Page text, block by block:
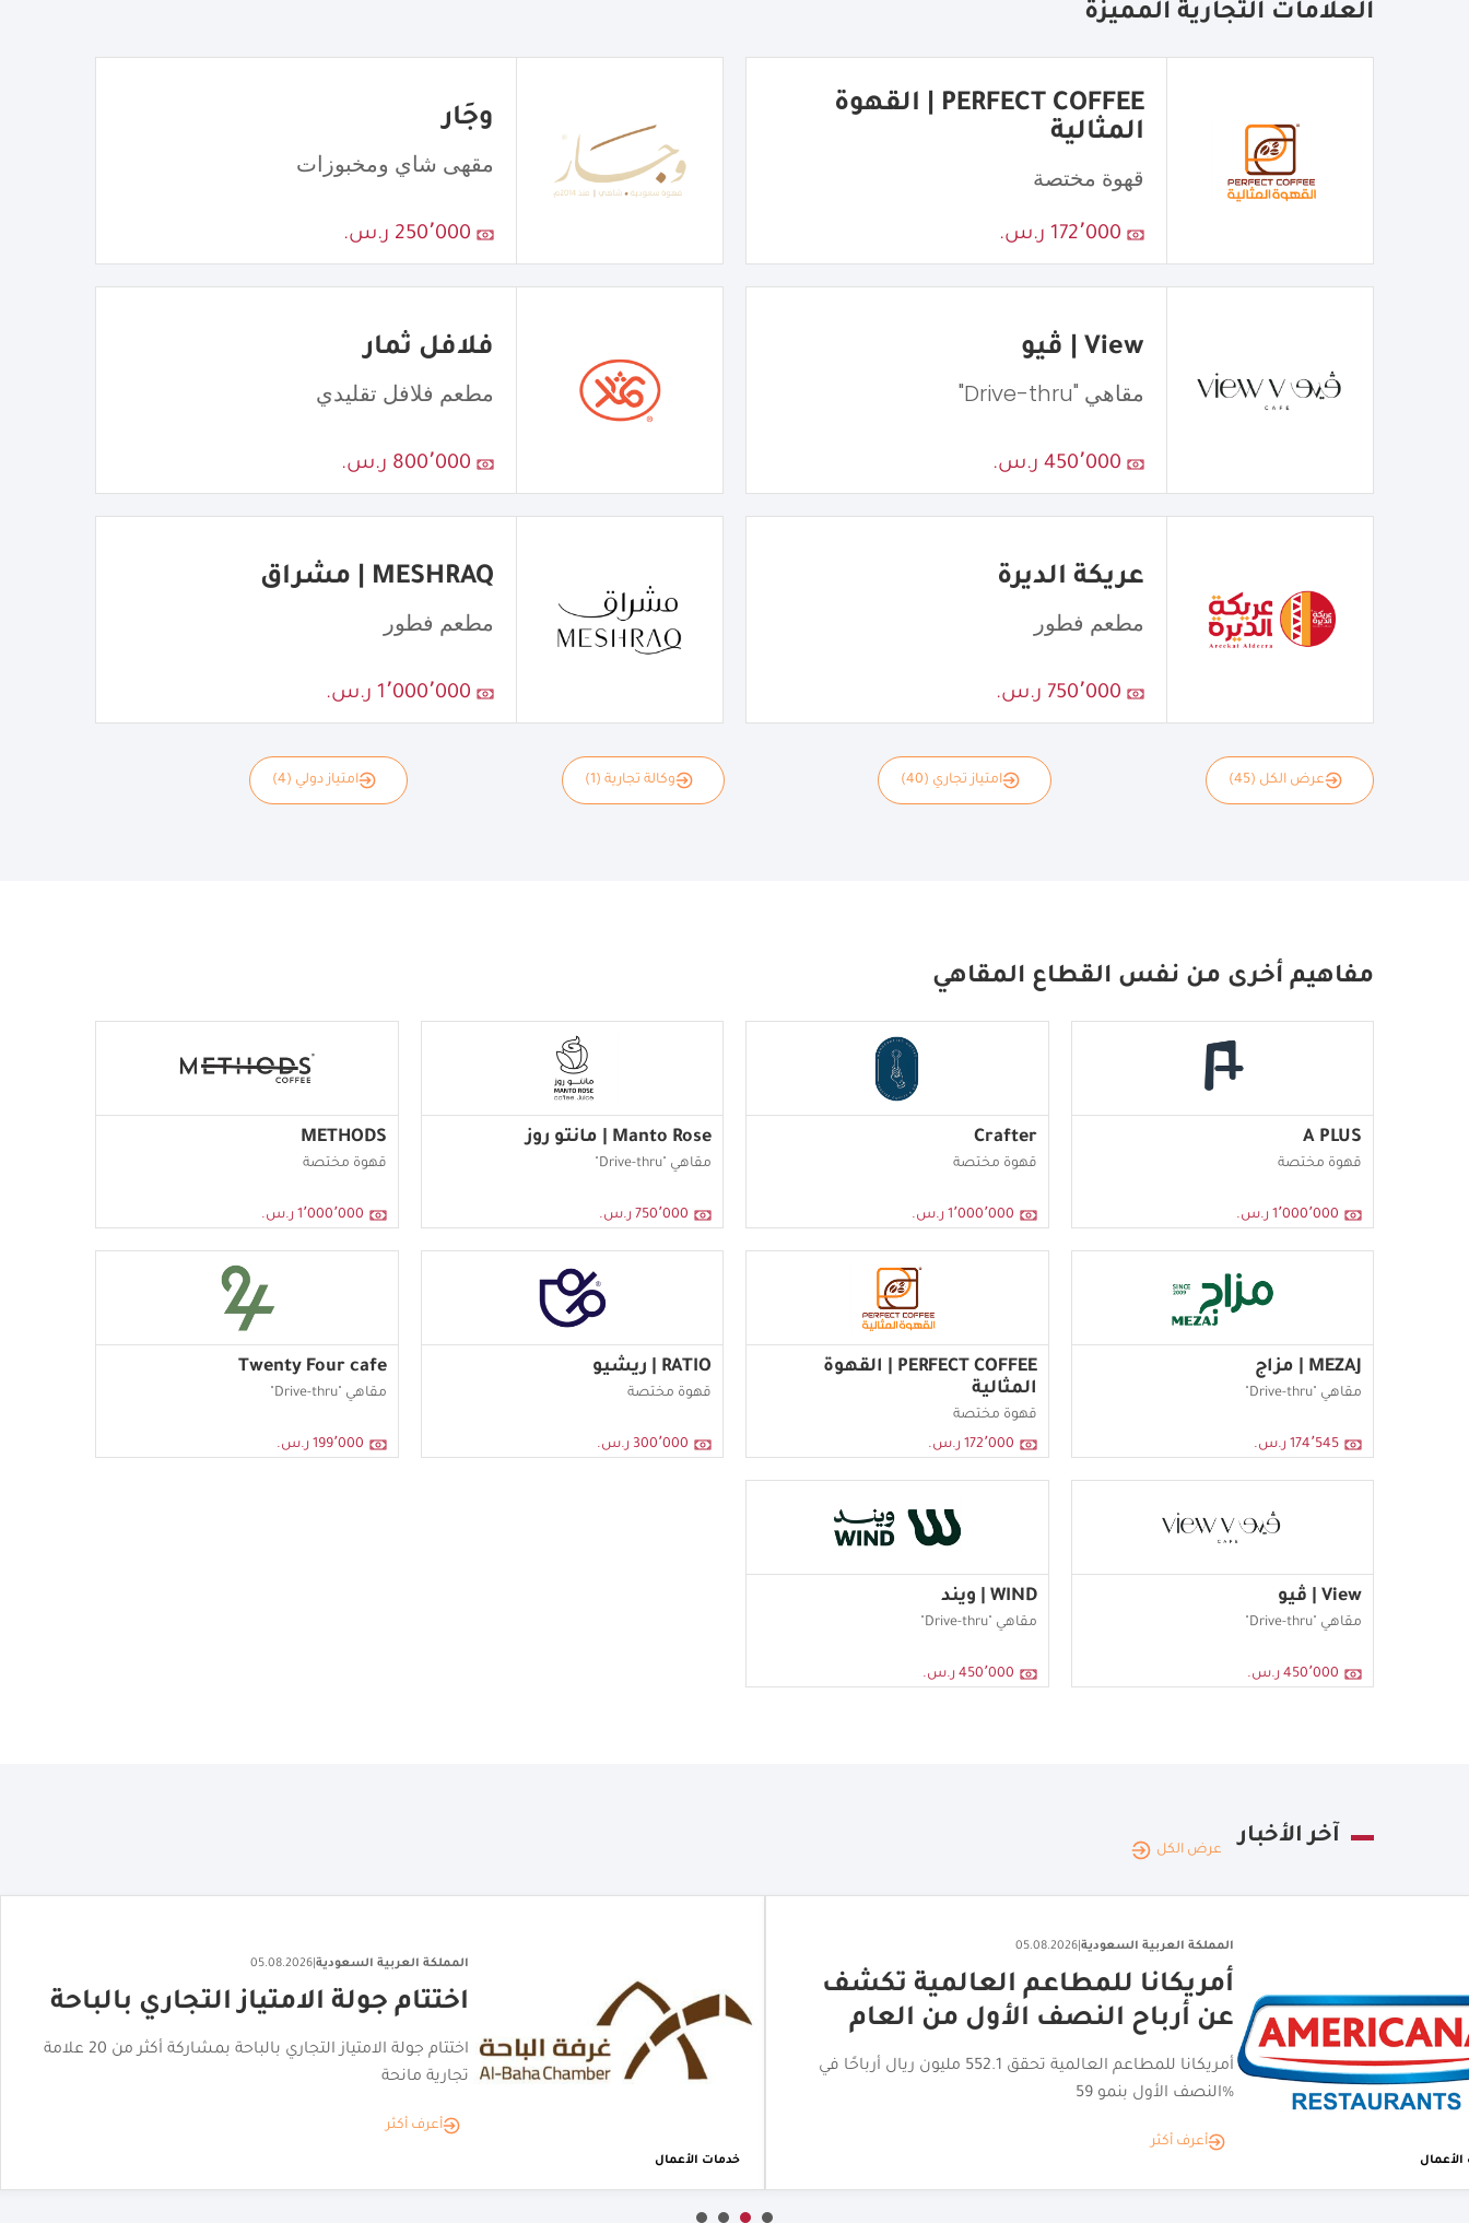
العلامات التجارية المميزة
PERFECT COFFEE | القهوة
المثالية
قهوة مختصة
172٬000 ر.س.
وجَار
مقهى شاي ومخبوزات
250٬000 ر.س.
View | ڤيو
مقاهي "Drive-thru"
450٬000 ر.س.
فلافل ثمار
مطعم فلافل تقليدي
800٬000 ر.س.
عريكة الديرة
مطعم فطور
750٬000 ر.س.
MESHRAQ | مشراق
مطعم فطور
1٬000٬000 ر.س.
عرض الكل (45) امتياز تجاري (40) وكالة تجارية (1) امتياز دولي (4)
مفاهيم أخرى من نفس القطاع المقاهي
A PLUS
قهوة مختصة
1٬000٬000 ر.س.
Crafter
قهوة مختصة
1٬000٬000 ر.س.
Manto Rose | مانتو روز
مقاهي "Drive-thru"
750٬000 ر.س.
METHODS
قهوة مختصة
1٬000٬000 ر.س.
MEZAJ | مزاج
مقاهي "Drive-thru"
174٬545 ر.س.
PERFECT COFFEE | القهوة
المثالية
قهوة مختصة
172٬000 ر.س.
RATIO | ريشيو
قهوة مختصة
300٬000 ر.س.
Twenty Four cafe
مقاهي "Drive-thru"
199٬000 ر.س.
View | ڤيو
مقاهي "Drive-thru"
450٬000 ر.س.
WIND | ويند
مقاهي "Drive-thru"
450٬000 ر.س.
آخر الأخبار
عرض الكل
خدمات الأعمال
المملكة العربية السعودية|
06.08.2026
"القصر الأحمر" يكشف عن هويته
البصرية
"القصر الأحمر" يكشف عن هويته البصرية تمهيدًا لافتتاحه
أعرف أكثر
المملكة العربية السعودية
اختتام جولة الامتياز التجاري بالباحة
تجارية مانحة